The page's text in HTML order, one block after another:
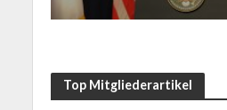
Top Mitgliederartikel